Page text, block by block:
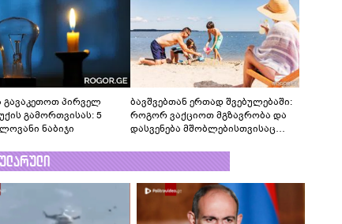
გავაკეთოთ პირველ
გამორთვისას: 5
ნაბიჯი
ბავშვებთან ერთად შვებულებაში:
როგორ ვაქციოთ მგზავრობა და
დასვენება მშობლებისთვისაც